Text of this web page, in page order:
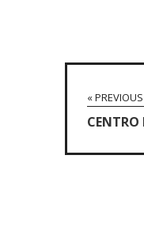
«
CENTRO